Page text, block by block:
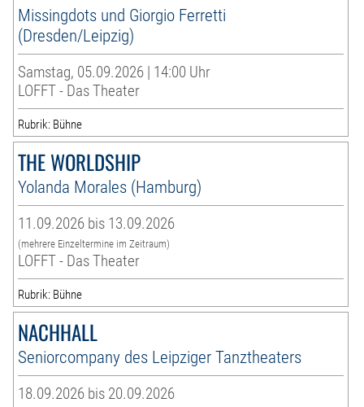
Missingdots und Giorgio Ferretti
(Dresden/Leipzig)
Samstag, 05.09.2026 | 14:00 Uhr
LOFFT - Das Theater
Rubrik: Bühne
THE WORLDSHIP
Yolanda Morales (Hamburg)
11.09.2026 bis 13.09.2026
(mehrere Einzeltermine im Zeitraum)
LOFFT - Das Theater
Rubrik: Bühne
NACHHALL
Seniorcompany des Leipziger Tanztheaters
18.09.2026 bis 20.09.2026